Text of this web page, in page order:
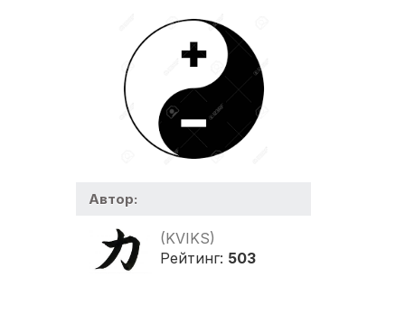
Автор:
(KVIKS)
Рейтинг: 503